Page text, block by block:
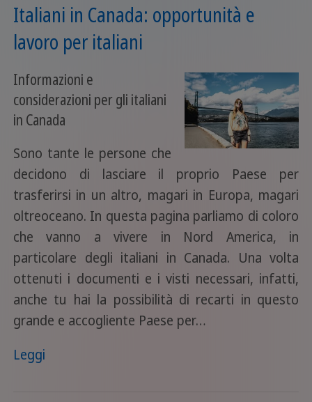
Italiani in Canada: opportunità e
lavoro per italiani
Informazioni e
considerazioni per gli italiani
in Canada
Sono tante le persone che
decidono di lasciare il proprio Paese per
trasferirsi in un altro, magari in Europa, magari
oltreoceano. In questa pagina parliamo di coloro
che vanno a vivere in Nord America, in
particolare degli italiani in Canada. Una volta
ottenuti i documenti e i visti necessari, infatti,
anche tu hai la possibilità di recarti in questo
grande e accogliente Paese per…
Leggi